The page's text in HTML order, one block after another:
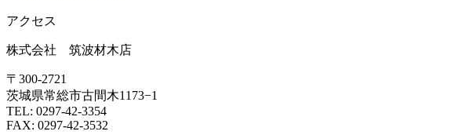
アクセス
株式会社 筑波材木店
〒300-2721
茨城県常総市古間木1173−1
TEL: 0297-42-3354
FAX: 0297-42-3532